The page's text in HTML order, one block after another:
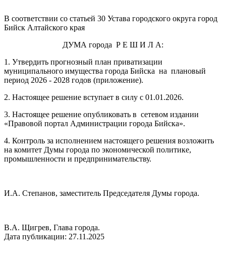
В соответствии со статьей 30 Устава городского округа город
Бийск Алтайского края
ДУМА города Р Е Ш И Л А:
1. Утвердить прогнозный план приватизации
муниципального имущества города Бийска на плановый
период 2026 - 2028 годов (приложение).
2. Настоящее решение вступает в силу с 01.01.2026.
3. Настоящее решение опубликовать в сетевом издании
«Правовой портал Администрации города Бийска».
4. Контроль за исполнением настоящего решения возложить
на комитет Думы города по экономической политике,
промышленности и предпринимательству.
И.А. Степанов, заместитель Председателя Думы города.
В.А. Щигрев, Глава города.
Дата публикации: 27.11.2025